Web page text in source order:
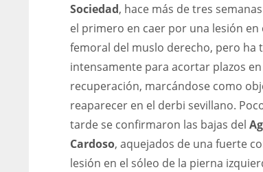
Sociedad, hace más de tres
el primero en caer por una lesión en
femoral del muslo derecho, pero ha
intensamente para acortar plazos
recuperación, marcándose como
reaparecer en el derbi sevillano.
tarde se confirmaron las bajas del
Cardoso, aquejados de una fuerte
lesión en el sóleo de la pierna